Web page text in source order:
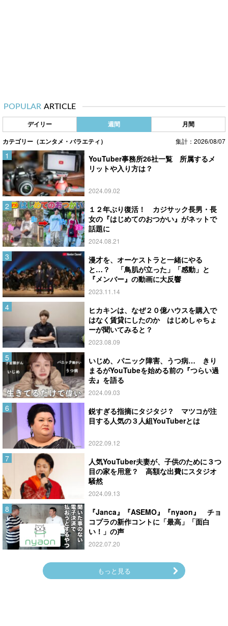
POPULAR ARTICLE
デイリー 週間 月間
カテゴリー（エンタメ・バラエティ） 集計：2026/08/07
YouTuber事務所26社一覧 所属するメ
リットや入り方は？
2024.09.02
１２年ぶり復活！ カジサック長男・長
女の『はじめてのおつかい』がネットで
話題に
2024.08.21
漫才を、オーケストラと一緒にやる
と…？ 「鳥肌が立った」「感動」と
『メンバー』の動画に大反響
2023.11.14
ヒカキンは、なぜ２０億ハウスを購入で
はなく賃貸にしたのか はじめしゃちょ
ーが聞いてみると？
2023.08.09
いじめ、パニック障害、うつ病… きり
まるがYouTubeを始める前の『つらい過
去』を語る
2024.09.03
鋭すぎる指摘にタジタジ？ マツコが注
目する人気の３人組YouTuberとは
2022.09.12
人気YouTuber夫妻が、子供のために３つ
目の家を用意？ 高額な出費にスタジオ
騒然
2024.09.13
『Janca』『ASEMO』『nyaon』 チョ
コプラの新作コントに「最高」「面白
い！」の声
2022.07.20
もっと見る